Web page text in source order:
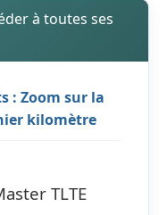
à toutes ses
: Zoom sur la
kilomètre
TLTE